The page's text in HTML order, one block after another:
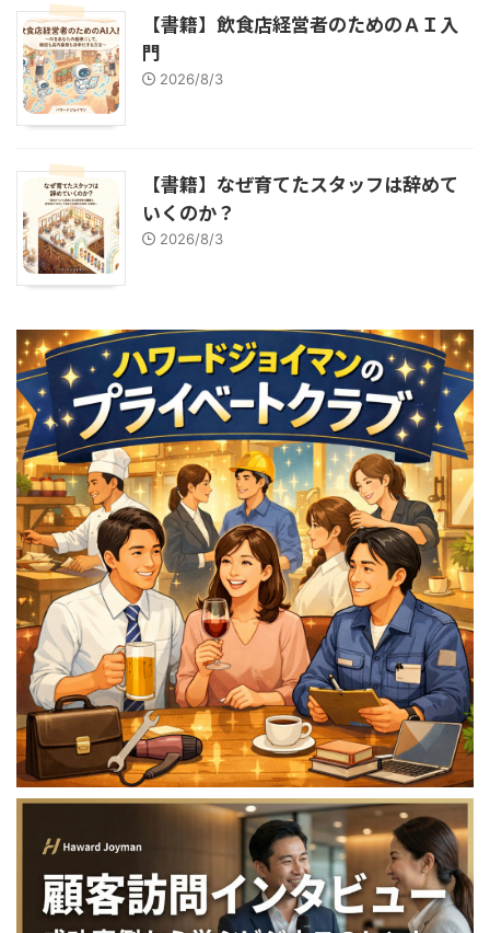
【書籍】飲食店経営者のためのＡＩ入
門
2026/8/3
【書籍】なぜ育てたスタッフは辞めて
いくのか？
2026/8/3